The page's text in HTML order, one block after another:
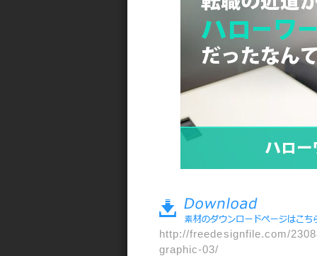
http://freedesignfile.com/
graphic-03/